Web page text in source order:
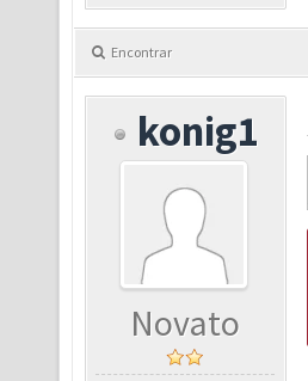
Encontrar
konig1
Novato